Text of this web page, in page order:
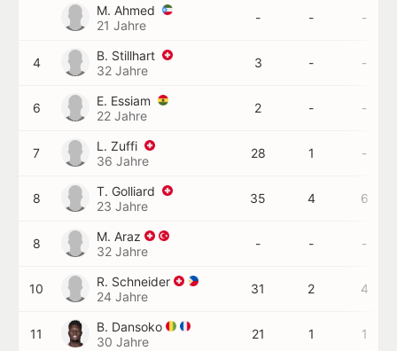
M. Ahmed
21 Jahre
- - -
4
B. Stillhart
32 Jahre
3 - -
6
E. Essiam
22 Jahre
2 - -
7
L. Zuffi
36 Jahre
28 1 -
8
T. Golliard
23 Jahre
35 4 6
8
M. Araz
32 Jahre
- - -
10
R. Schneider
24 Jahre
31 2 4
11
B. Dansoko
30 Jahre
21 1 1